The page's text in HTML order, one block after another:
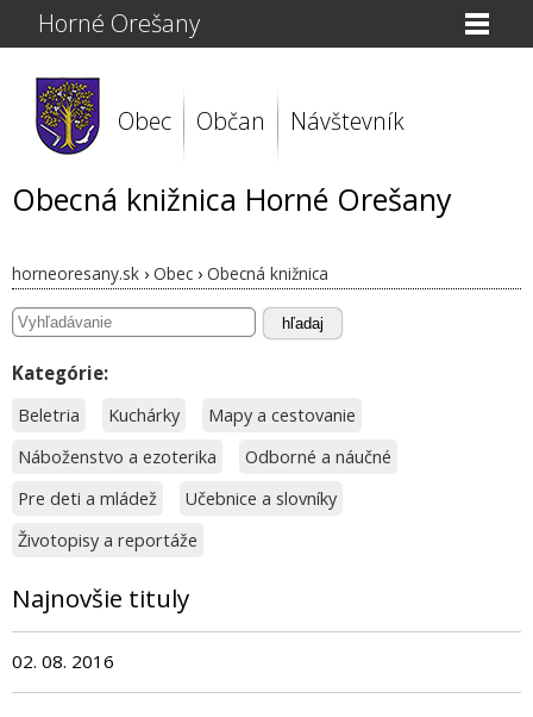
Horné Orešany
Obec Občan Návštevník
Obecná knižnica Horné Orešany
horneoresany.sk › Obec › Obecná knižnica
hľadaj
Kategórie:
Beletria Kuchárky
Mapy a cestovanie
Náboženstvo a ezoterika
Odborné a náučné
Pre deti a mládež
Učebnice a slovníky
Životopisy a reportáže
Najnovšie tituly
02. 08. 2016